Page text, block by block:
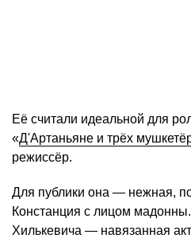
Её считали идеальной для
«Д'Артаньяне и трёх
режиссёр.
Для публики она — нежная,
Констанция с лицом
Хилькевича — навязанная